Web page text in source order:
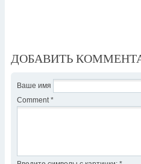
ДОБАВИТЬ
Ваше имя
Comment *